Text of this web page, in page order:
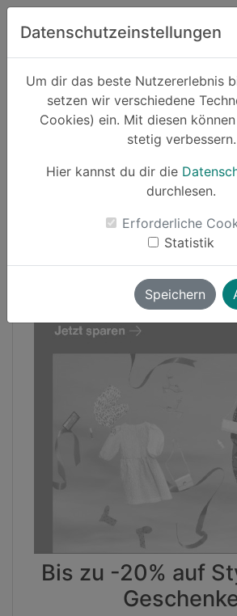
Zum
Datenschutzeinstellungen
Um dir das beste Nutzererlebnis
setzen wir verschiedene
Cookies) ein. Mit diesen
stetig verbessern.
Hier kannst du dir die
durchlesen.
Erforderliche
Statistik
Speichern
Schnäppchen Mode
Bis zu -20% auf